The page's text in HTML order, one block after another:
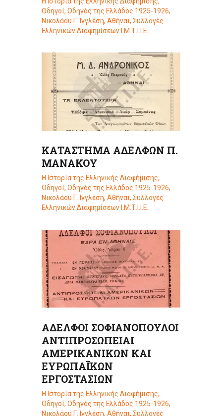
Οδηγοί, Οδηγός της Ελλάδος 1925-1926,
Νικολάου Γ. Ιγγλέση, Αθήναι, Συλλογές
Ελληνικών Διαφημίσεων Ι.Μ.Τ.Ι.Ι.Ε.
ΚΑΤΑΣΤΗΜΑ ΑΔΕΛΦΩΝ Π.
ΜΑΝΑΚΟΥ
Η Ιστορία της Ελληνικής Διαφήμισης,
Οδηγοί, Οδηγός της Ελλάδος 1925-1926,
Νικολάου Γ. Ιγγλέση, Αθήναι, Συλλογές
Ελληνικών Διαφημίσεων Ι.Μ.Τ.Ι.Ι.Ε.
ΑΔΕΛΦΟΙ ΣΟΦΙΑΝΟΠΟΥΛΟΙ
ΑΝΤΙΠΡΟΣΩΠΕΙΑΙ
ΑΜΕΡΙΚΑΝΙΚΩΝ ΚΑΙ
ΕΥΡΩΠΑΪΚΩΝ
ΕΡΓΟΣΤΑΣΙΩΝ
Η Ιστορία της Ελληνικής Διαφήμισης,
Οδηγοί, Οδηγός της Ελλάδος 1925-1926,
Νικολάου Γ. Ιγγλέση, Αθήναι, Συλλογές